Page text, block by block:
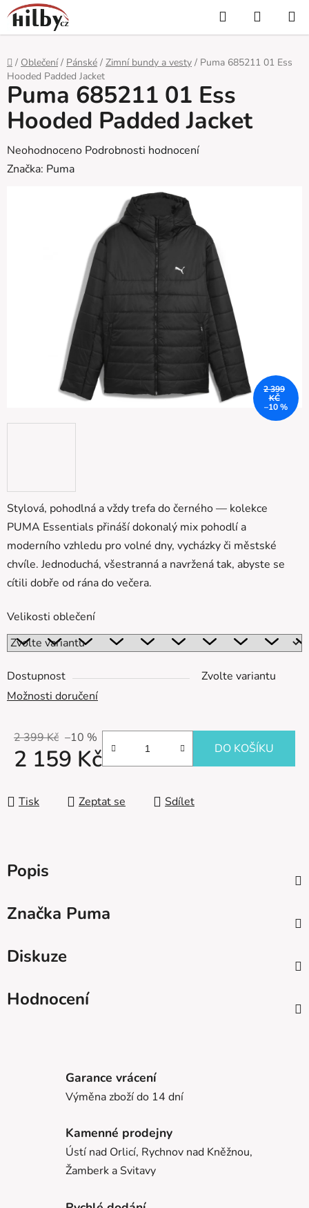
Přejít
na
obsah
Hledat
KOŠÍK
Domů
/ Oblečení / Pánské / Zimní bundy a vesty / Puma 685211 01 Ess
Hooded Padded Jacket
Stylová, pohodlná a vždy trefa do černého — kolekce
PUMA Essentials přináší dokonalý mix pohodlí a
moderního vzhledu pro volné dny, vycházky či městské
chvíle. Jednoduchá, všestranná a navržená tak, abyste se
cítili dobře od rána do večera.
Velikosti oblečení
Dostupnost
Zvolte variantu
Možnosti doručení
2 399 Kč –10 %
2 159 Kč DO KOŠÍKU
Tisk Zeptat se Sdílet
Puma 685211 01 Ess
Hooded Padded Jacket
Průměrné
hodnocení
Neohodnoceno Podrobnosti hodnocení
Značka: Puma
2 399
KČ
–10 %
Popis
Značka Puma
Diskuze
Hodnocení
Garance vrácení
Výměna zboží do 14 dní
Kamenné prodejny
Ústí nad Orlicí, Rychnov nad Kněžnou,
Žamberk a Svitavy